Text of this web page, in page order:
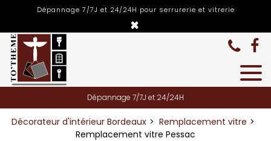
Dépannage 7/7J et 24/24H pour serrurerie et vitrerie
×
Dépannage 7/7J et 24/24H
Décorateur d'intérieur Bordeaux
Remplacement vitre
Remplacement vitre Pessac
Panneau de gestion des cookies